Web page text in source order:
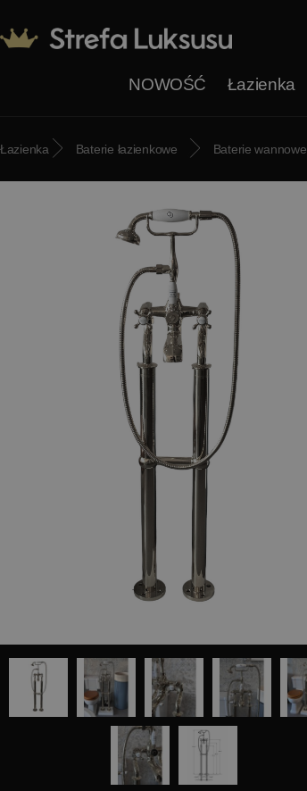
NOWOŚĆ Łazienka
Łazienka Baterie łazienkowe Baterie wannowe